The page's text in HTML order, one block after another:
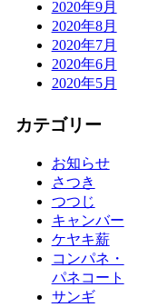
2020年9月
2020年8月
2020年7月
2020年6月
2020年5月
カテゴリー
お知らせ
さつき
つつじ
キャンバー
ケヤキ薪
コンパネ・
パネコート
サンギ